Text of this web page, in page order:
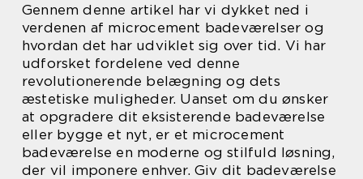
Gennem denne artikel har vi dykket ned i
verdenen af microcement badeværelser og
hvordan det har udviklet sig over tid. Vi har
udforsket fordelene ved denne
revolutionerende belægning og dets
æstetiske muligheder. Uanset om du ønsker
at opgradere dit eksisterende badeværelse
eller bygge et nyt, er et microcement
badeværelse en moderne og stilfuld løsning,
der vil imponere enhver. Giv dit badeværelse